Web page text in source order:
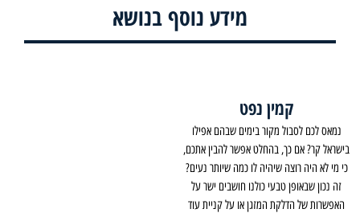
מידע נוסף בנושא
קמין נפט
נמאס לכם לסבול מקור בימים שבהם אפילו
בישראל קר? אם כך, בהחלט אפשר להבין אתכם,
כי מי לא היה רוצה שיהיה לו כמה שיותר נעים?
זה נכון שבאופן טבעי כולנו חושבים ישר על
האפשרות של הדלקת המזגן או על קניית עוד